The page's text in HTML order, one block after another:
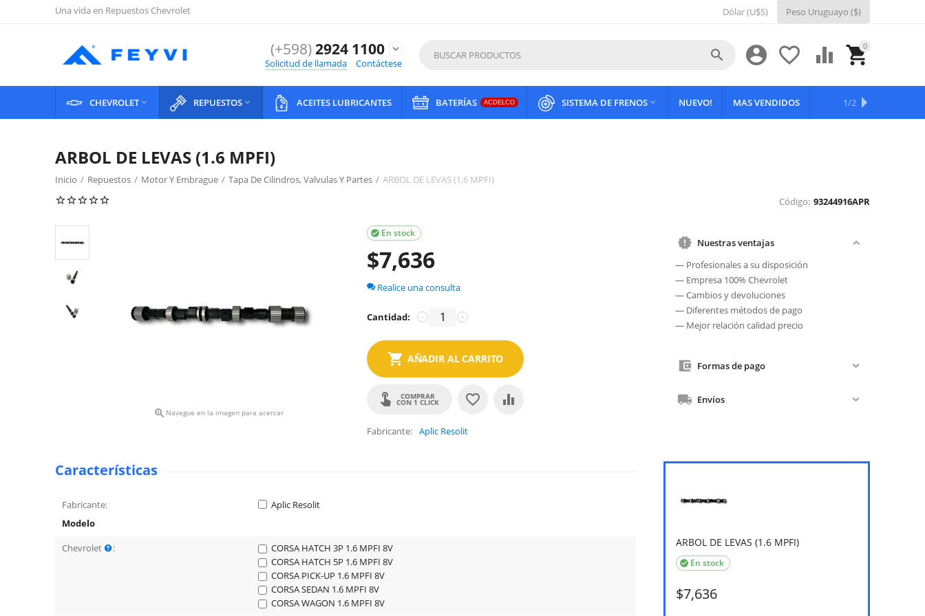
Una vida en Repuestos Chevrolet Dólar (U$S) Peso Uruguayo ($)
(+598)2924 1100
expand_more
Solicitud de llamada
Contáctese
0

 


CHEVROLET REPUESTOS  ACEITES LUBRICANTES BATERÍAS ACDELCO SISTEMA DE FRENOS  NUEVO! MAS VENDIDOS OFERTAS
1/2
ARBOL DE LEVAS (1.6 MPFI)
Inicio / Repuestos / Motor Y Embrague / Tapa De Cilindros, Valvulas Y Partes / ARBOL DE LEVAS (1.6 MPFI)
Código: 93244916APR
 Navegue en la imagen para acercar
En stock

$7,636
Realice una consulta
Cantidad: +
−
AÑADIR AL CARRITO
COMPRAR
CON 1 CLICK
Fabricante Aplic Resolit
Nuestras ventajas
— Profesionales a su disposición
— Empresa 100% Chevrolet
— Cambios y devoluciones
— Diferentes métodos de pago
— Mejor relación calidad precio
Formas de pago
Envíos
ARBOL DE LEVAS (1.6 MPFI)
En stock

$7,636
Características
Fabricante:
Aplic Resolit
Modelo
Chevrolet
:
CORSA HATCH 3P 1.6 MPFI 8V
CORSA HATCH 5P 1.6 MPFI 8V
CORSA PICK-UP 1.6 MPFI 8V
CORSA SEDAN 1.6 MPFI 8V
CORSA WAGON 1.6 MPFI 8V